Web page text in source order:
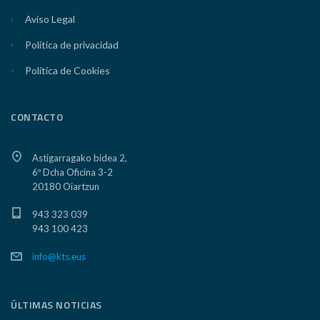
Aviso Legal
Política de privacidad
Política de Cookies
CONTACTO
Astigarragako bidea 2,
6º Dcha Oficina 3-2
20180 Oiartzun
943 323 039
943 100 423
info@kts.eus
ÚLTIMAS NOTICIAS